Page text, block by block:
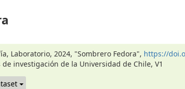
Laboratorio, 2024, "Sombrero Fedora", https://
de investigación de la Universidad de Chile, V1